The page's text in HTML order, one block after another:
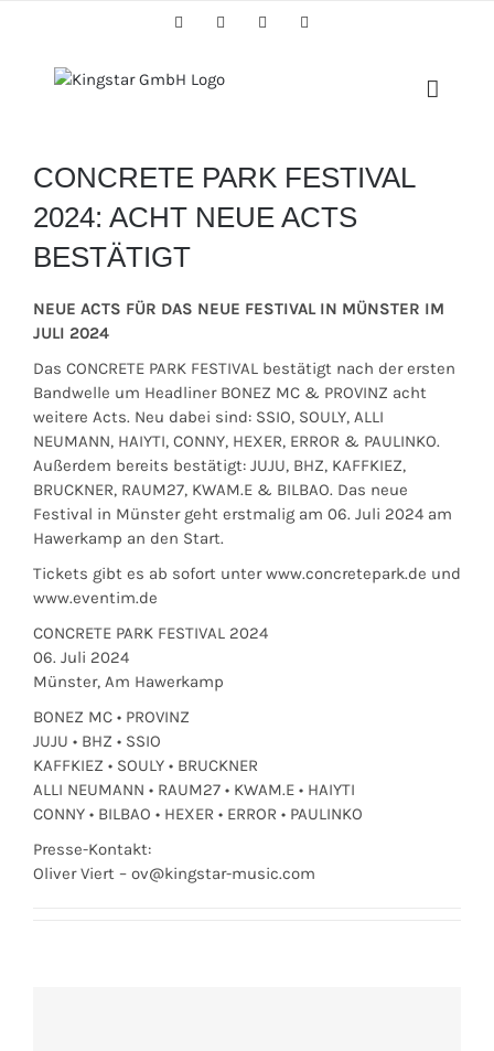
FacebookTwitter Instagram
CONCRETE PARK FESTIVAL
2024: ACHT NEUE ACTS
BESTÄTIGT
NEUE ACTS FÜR DAS NEUE FESTIVAL IN MÜNSTER IM
JULI 2024
Das CONCRETE PARK FESTIVAL bestätigt nach der ersten
Bandwelle um Headliner BONEZ MC & PROVINZ acht
weitere Acts. Neu dabei sind: SSIO, SOULY, ALLI
NEUMANN, HAIYTI, CONNY, HEXER, ERROR & PAULINKO.
Außerdem bereits bestätigt: JUJU, BHZ, KAFFKIEZ,
BRUCKNER, RAUM27, KWAM.E & BILBAO. Das neue
Festival in Münster geht erstmalig am 06. Juli 2024 am
Hawerkamp an den Start.
Tickets gibt es ab sofort unter www.concretepark.de und
www.eventim.de
CONCRETE PARK FESTIVAL 2024
06. Juli 2024
Münster, Am Hawerkamp
BONEZ MC • PROVINZ
JUJU • BHZ • SSIO
KAFFKIEZ • SOULY • BRUCKNER
ALLI NEUMANN • RAUM27 • KWAM.E • HAIYTI
CONNY • BILBAO • HEXER • ERROR • PAULINKO
Presse-Kontakt:
Oliver Viert – ov@kingstar-music.com